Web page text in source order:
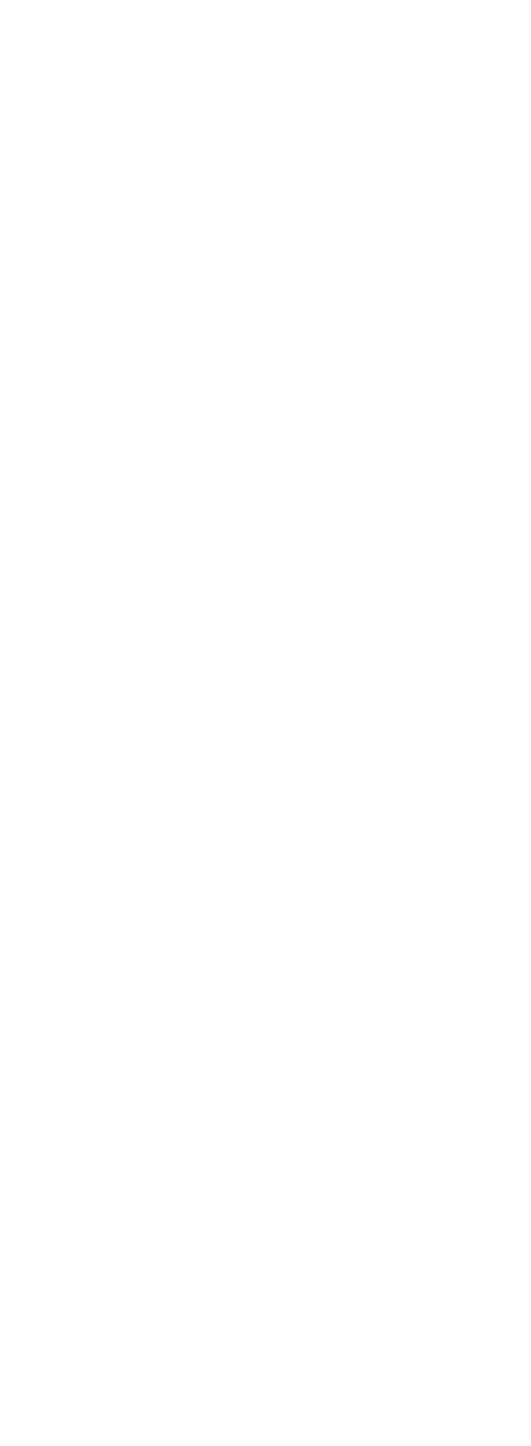
avec les réglementations. Personnalisez vos